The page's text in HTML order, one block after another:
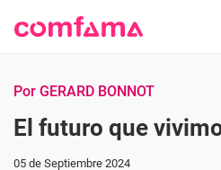
Por GERARD BONNOT
El futuro que
05 de Septiembre 2024